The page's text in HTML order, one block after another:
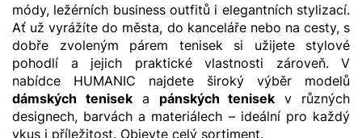
módy, ležérních business outfitů i elegantních stylizací.
Ať už vyrážíte do města, do kanceláře nebo na cesty, s
dobře zvoleným párem tenisek si užijete stylové
pohodlí a jejich praktické vlastnosti zároveň. V
nabídce HUMANIC najdete široký výběr modelů
dámských teniseka pánských tenisek v různých
designech, barvách a materiálech – ideální pro každý
vkus i příležitost. Objevte celý sortiment.